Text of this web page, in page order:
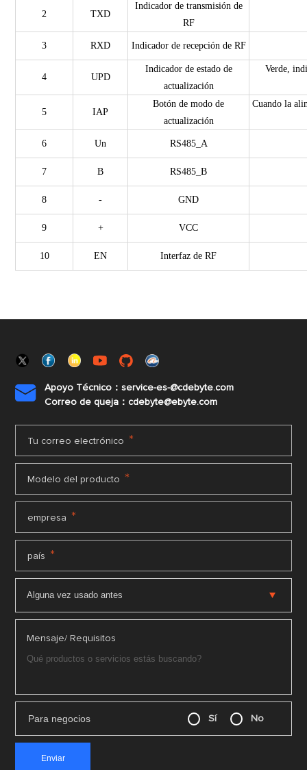
2 TXD
Indicador de transmisión de
RF
3 RXD Indicador de recepción de RF
4 UPD
Indicador de estado de
actualización
Verde,
5 IAP
Botón de modo de
actualización
Cuando la
6 Un RS485_A
7 B RS485_B
8 - GND
9 + VCC
10 EN Interfaz de RF

Apoyo Técnico：service-es-@cdebyte.com
Correo de queja：cdebyte@ebyte.com
Tu correo electrónico *
Modelo del producto *
empresa *
país *
Mensaje/ Requisitos
Para negocios Sí No